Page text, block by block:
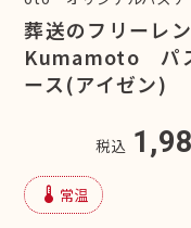
葬送のフリーレ
Kumamoto パ
ース(アイゼン)
税込
device_thermostat 常温